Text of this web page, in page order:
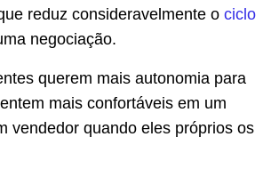
reduz consideravelmente o ciclo
negociação.
querem mais autonomia para
mais confortáveis em um
vendedor quando eles próprios os